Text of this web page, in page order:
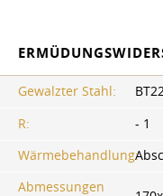
Gewalzter Stahl:
R:
- 1
Wärmebehandlung:
Abmessungen